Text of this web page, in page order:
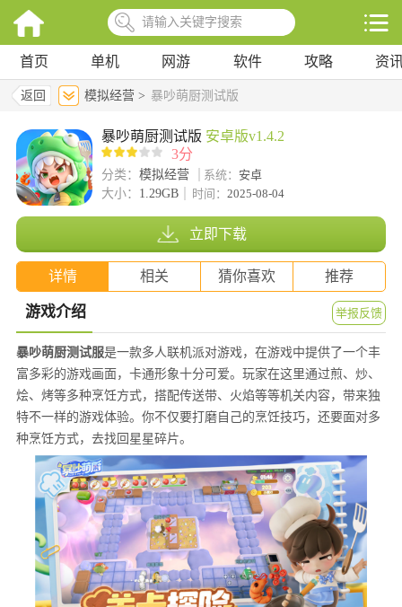
首页 单机 网游 软件 攻略 资
返回 模拟经营 > 暴吵萌厨测试版
暴吵萌厨测试版 安卓版v1.4.2
3分
分类： 模拟经营 系统： 安卓
大小： 1.29GB 时间： 2025-08-04
立即下载
详情 相关 猜你喜欢 推荐
游戏介绍 举报反馈
暴吵萌厨测试服是一款多人联机派对游戏，在游戏中提供了一个丰
富多彩的游戏画面，卡通形象十分可爱。玩家在这里通过煎、炒、
烩、烤等多种烹饪方式，搭配传送带、火焰等等机关内容，带来独
特不一样的游戏体验。你不仅要打磨自己的烹饪技巧，还要面对多
种烹饪方式，去找回星星碎片。